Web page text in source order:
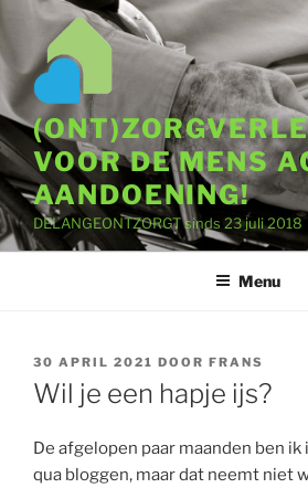
de
inhoud
VOOR DE MENS
AANDOENING!
DELANGEONTZORGT sinds 23 juli 2018
Menu
GEPLAATST
OP
30 APRIL 2021 DOOR FRANS
Wil je een hapje ijs?
De afgelopen paar maanden ben
qua bloggen, maar dat neemt niet